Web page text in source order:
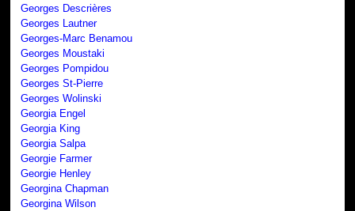
Georges Descrières
Georges Lautner
Georges-Marc Benamou
Georges Moustaki
Georges Pompidou
Georges St-Pierre
Georges Wolinski
Georgia Engel
Georgia King
Georgia Salpa
Georgie Farmer
Georgie Henley
Georgina Chapman
Georgina Wilson